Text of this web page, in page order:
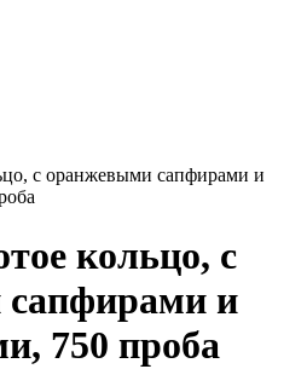
с оранжевыми сапфирами и
кольцо, с
и
750 проба